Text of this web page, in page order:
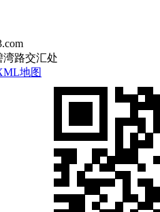
路交汇处
地图